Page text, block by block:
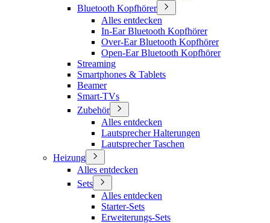
Bluetooth Kopfhörer
Alles entdecken
In-Ear Bluetooth Kopfhörer
Over-Ear Bluetooth Kopfhörer
Open-Ear Bluetooth Kopfhörer
Streaming
Smartphones & Tablets
Beamer
Smart-TVs
Zubehör
Alles entdecken
Lautsprecher Halterungen
Lautsprecher Taschen
Heizung
Alles entdecken
Sets
Alles entdecken
Starter-Sets
Erweiterungs-Sets